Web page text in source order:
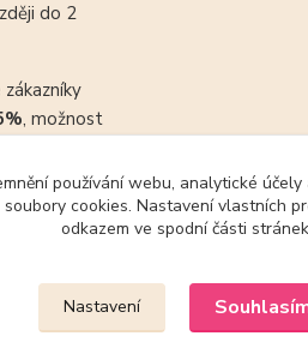
do 2
, možnost
Upravit sběr cookies.
používání webu, analytické
cookies. Nastavení vlastních
odkazem ve spodní části
Nastavení